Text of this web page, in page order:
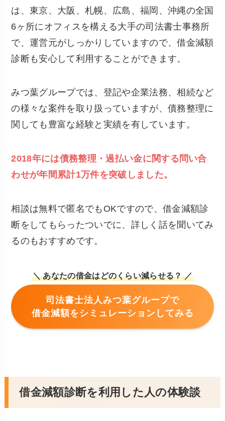
は、東京、大阪、札幌、広島、福岡、沖縄の全国
6ヶ所にオフィスを構える大手の司法書士事務所
で、運営元がしっかりしていますので、借金減額
診断も安心して利用することができます。
みつ葉グループでは、登記や企業法務、相続など
の様々な案件を取り扱っていますが、債務整理に
関しても豊富な経験と実績を有しています。
2018年には債務整理・過払い金に関する問い合
わせが年間累計1万件を突破しました。
相談は無料で匿名でもOKですので、借金減額診
断をしてもらったついでに、詳しく話を聞いてみ
るのもおすすめです。
＼ あなたの借金はどのくらい減らせる？ ／
司法書士法人みつ葉グループで
借金減額をシミュレーションしてみる
借金減額診断を利用した人の体験談